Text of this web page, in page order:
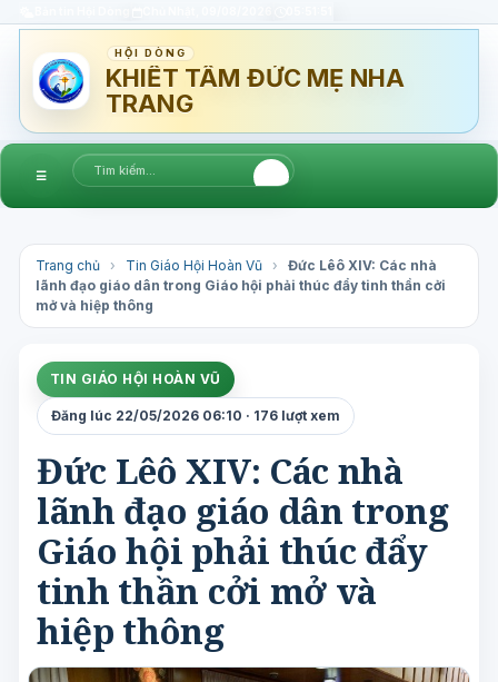
HỘI DÒNG
KHIẾT TÂM ĐỨC MẸ NHA
TRANG
☰
Trang chủ › Tin Giáo Hội Hoàn Vũ ›
Đức Lêô XIV: Các nhà
lãnh đạo giáo dân trong Giáo hội phải thúc đẩy tinh thần cởi
mở và hiệp thông
TIN GIÁO HỘI HOÀN VŨ
Đăng lúc 22/05/2026 06:10 · 176 lượt xem
Đức Lêô XIV: Các nhà
lãnh đạo giáo dân trong
Giáo hội phải thúc đẩy
tinh thần cởi mở và
hiệp thông